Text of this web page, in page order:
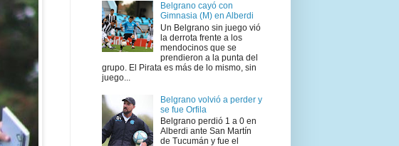
Belgrano cayó con
Gimnasia (M) en Alberdi
Un Belgrano sin juego vió
la derrota frente a los
mendocinos que se
prendieron a la punta del
grupo. El Pirata es más de lo mismo, sin
juego...
Belgrano volvió a perder y
se fue Orfila
Belgrano perdió 1 a 0 en
Alberdi ante San Martín
de Tucumán y fue el